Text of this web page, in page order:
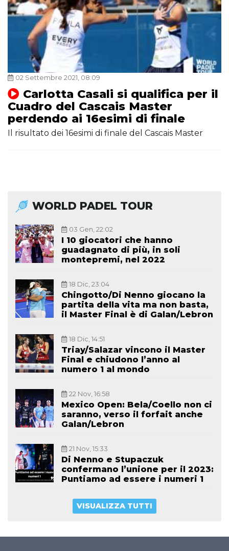
02 Settembre 2021, 08:09
Carlotta Casali si qualifica per il
Cuadro del Cascais Master
perdendo ai 16esimi di finale
Il risultato dei 16esimi di finale del Cascais Master
WORLD PADEL TOUR
03 Gen, 22:02
I 10 giocatori che hanno
guadagnato di più, in soli
montepremi, nel 2022
18 Dic, 23:04
Chingotto/Di Nenno giocano la
partita della vita ma non basta,
il Master Final è di Galan/Lebron
18 Dic, 14:51
Triay/Salazar vincono il Master
Final e chiudono l’anno al
numero 1 al mondo
22 Nov, 16:58
Mexico Open: Bela/Coello non ci
saranno, verso il forfait anche
Galan/Lebron
21 Nov, 15:33
Di Nenno e Stupaczuk
confermano l’unione per il 2023:
Puntiamo ad essere i numeri 1
VISUALIZZA TUTTI